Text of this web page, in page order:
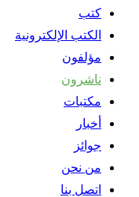
كتب
الكتب الإلكترونية
مؤلفون
ناشرون
مكتبات
أخبار
جوائز
من نحن
اتصل بنا